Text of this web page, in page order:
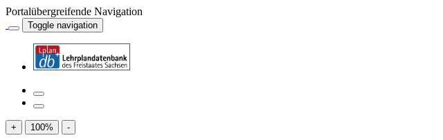
Portalübergreifende Navigation
Toggle navigation
+ 100% -